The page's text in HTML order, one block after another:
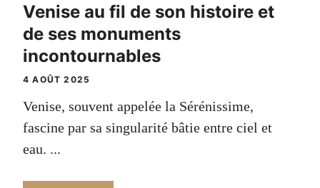
Venise au fil de son histoire et
de ses monuments
incontournables
4 AOÛT 2025
Venise, souvent appelée la Sérénissime,
fascine par sa singularité bâtie entre ciel et
eau. ...